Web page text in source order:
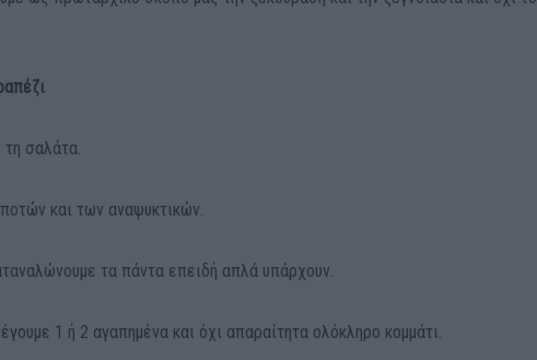
σαλάτα.
και των αναψυκτικών.
τα πάντα επειδή απλά υπάρχουν.
1 ή 2 αγαπημένα και όχι απαραίτητα ολόκληρο κομμάτι.